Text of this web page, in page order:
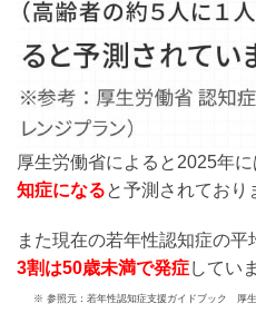
厚生労働省によると2025年
知症になると予測されており
また現在の若年性認知症の平
3割は50歳未満で発症してい
※ 参照元：若年性認知症支援ガイドブック 厚